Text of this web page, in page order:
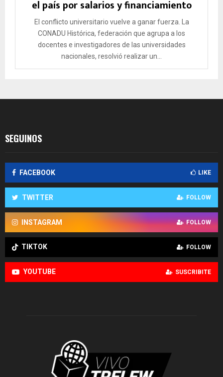
el país por salarios y financiamiento
El conflicto universitario vuelve a ganar fuerza. La
CONADU Histórica, federación que agrupa a los
docentes e investigadores de las universidades
nacionales, resolvió realizar un...
SEGUINOS
FACEBOOK LIKE
TWITTER FOLLOW
INSTAGRAM FOLLOW
TIKTOK FOLLOW
YOUTUBE SUSCRIBITE